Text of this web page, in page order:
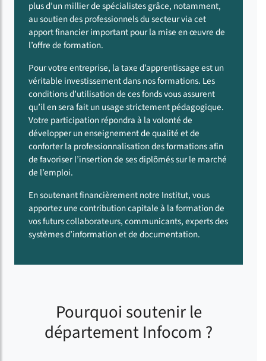
plus d’un millier de spécialistes grâce, notamment,
au soutien des professionnels du secteur via cet
apport financier important pour la mise en œuvre de
l’offre de formation.
Pour votre entreprise, la taxe d’apprentissage est un
véritable investissement dans nos formations. Les
conditions d’utilisation de ces fonds vous assurent
qu’il en sera fait un usage strictement pédagogique.
Votre participation répondra à la volonté de
développer un enseignement de qualité et de
conforter la professionnalisation des formations afin
de favoriser l’insertion de ses diplômés sur le marché
de l’emploi.
En soutenant financièrement notre Institut, vous
apportez une contribution capitale à la formation de
vos futurs collaborateurs, communicants, experts des
systèmes d’information et de documentation.
Pourquoi soutenir le
département Infocom ?